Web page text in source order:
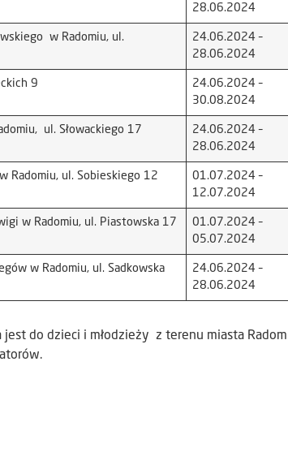
28.06.2024
w Radomiu, ul.
24.06.2024 –
28.06.2024
9
24.06.2024 –
30.08.2024
ul. Słowackiego 17
24.06.2024 –
28.06.2024
Radomiu, ul. Sobieskiego 12
01.07.2024 –
12.07.2024
w Radomiu, ul. Piastowska 17
01.07.2024 –
05.07.2024
w Radomiu, ul. Sadkowska
24.06.2024 –
28.06.2024
do dzieci i młodzieży z terenu miasta